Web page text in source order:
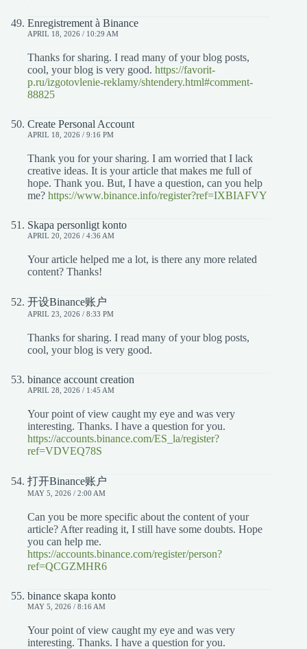
Enregistrement à Binance
APRIL 18, 2026 / 10:29 AM
Thanks for sharing. I read many of your blog posts,
cool, your blog is very good. https://favorit-
p.ru/izgotovlenie-reklamy/shtendery.html#comment-
88825
Create Personal Account
APRIL 18, 2026 / 9:16 PM
Thank you for your sharing. I am worried that I lack
creative ideas. It is your article that makes me full of
hope. Thank you. But, I have a question, can you help
me? https://www.binance.info/register?ref=IXBIAFVY
Skapa personligt konto
APRIL 20, 2026 / 4:36 AM
Your article helped me a lot, is there any more related
content? Thanks!
开设Binance账户
APRIL 23, 2026 / 8:33 PM
Thanks for sharing. I read many of your blog posts,
cool, your blog is very good.
binance account creation
APRIL 28, 2026 / 1:45 AM
Your point of view caught my eye and was very
interesting. Thanks. I have a question for you.
https://accounts.binance.com/ES_la/register?
ref=VDVEQ78S
打开Binance账户
MAY 5, 2026 / 2:00 AM
Can you be more specific about the content of your
article? After reading it, I still have some doubts. Hope
you can help me.
https://accounts.binance.com/register/person?
ref=QCGZMHR6
binance skapa konto
MAY 5, 2026 / 8:16 AM
Your point of view caught my eye and was very
interesting. Thanks. I have a question for you.